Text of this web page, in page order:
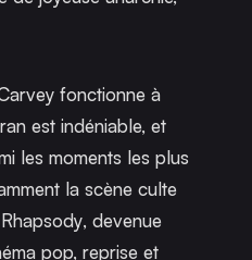
fonctionne à
est indéniable, et
les moments les plus
la scène culte
, devenue
pop, reprise et